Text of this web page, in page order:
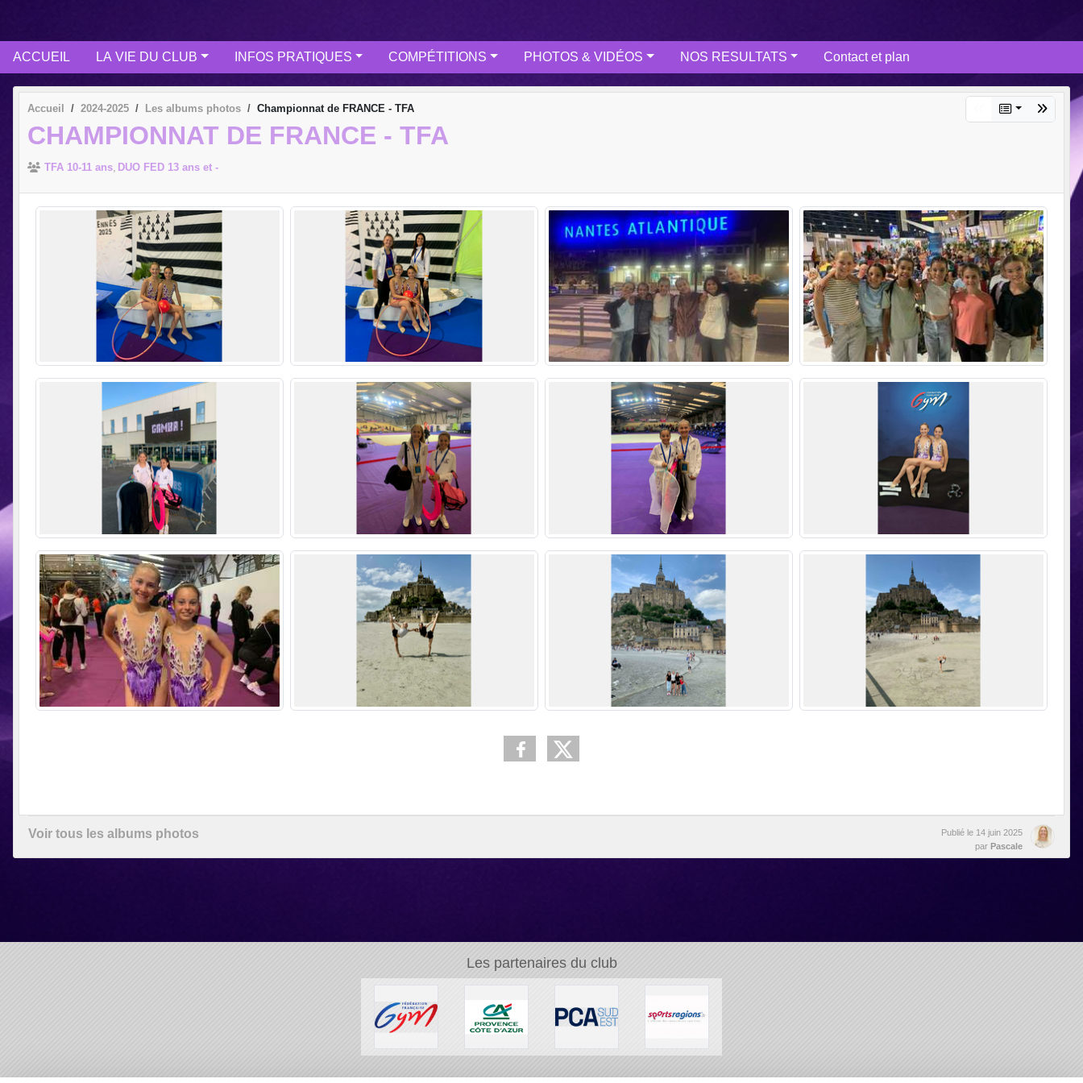
ACCUEIL LA VIE DU CLUB INFOS PRATIQUES COMPÉTITIONS PHOTOS & VIDÉOS NOS RESULTATS Contact et plan
Accueil 2024-2025 Les albums photos Championnat de FRANCE - TFA
CHAMPIONNAT DE FRANCE - TFA
TFA 10-11 ans DUO FED 13 ans et -
Voir tous les albums photos Publié le 14 juin 2025
par Pascale
Les partenaires du club